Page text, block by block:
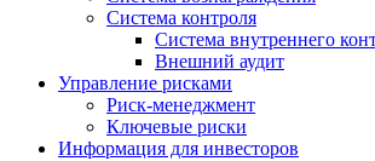
Система контроля
Система внутреннего
Внешний аудит
Управление рисками
Риск-менеджмент
Ключевые риски
Информация для инвесторов